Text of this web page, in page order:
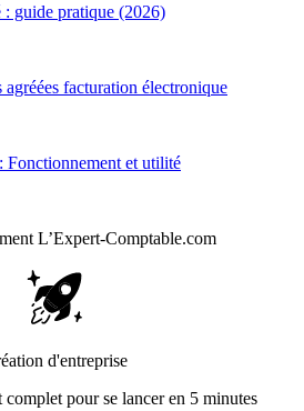
guide pratique (2026)
facturation électronique
Fonctionnement et utilité
L’Expert-Comptable.com
d'entreprise
pour se lancer en 5 minutes